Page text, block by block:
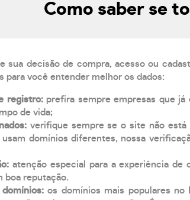
Como saber se
sua decisão de compra, acesso ou
para você entender melhor os dados:
registro: prefira sempre empresas que
de vida;
verifique sempre se o site não está
usam domínios diferentes, nossa
atenção especial para a experiência
boa reputação.
domínios:os domínios mais populares